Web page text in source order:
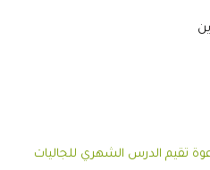
تقيم الدرس الشهري للجاليات